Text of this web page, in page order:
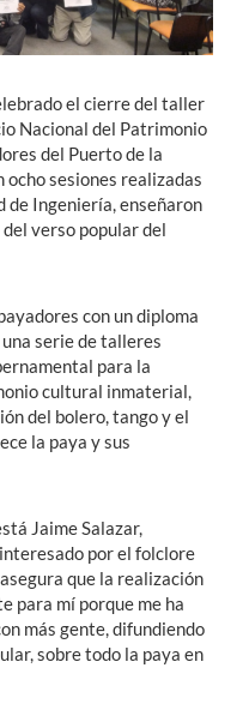
el cierre del taller
Nacional del Patrimonio
del Puerto de la
ocho sesiones realizadas
de Ingeniería, enseñaron
verso popular del
con un diploma
serie de talleres
para la
cultural inmaterial,
del bolero, tango y el
la paya y sus
Jaime Salazar,
por el folclore
que la realización
para mí porque me ha
más gente, difundiendo
sobre todo la paya en